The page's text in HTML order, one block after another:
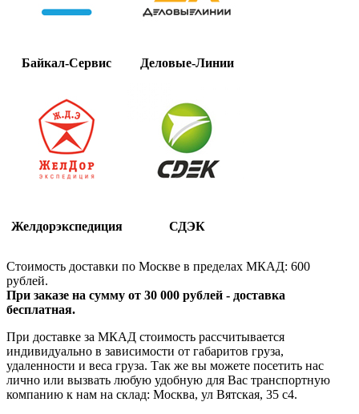
Байкал-Сервис Деловые-Линии
Желдорэкспедиция СДЭК
Стоимость доставки по Москве в пределах МКАД: 600
рублей.
При заказе на сумму от 30 000 рублей - доставка
бесплатная.
При доставке за МКАД стоимость рассчитывается
индивидуально в зависимости от габаритов груза,
удаленности и веса груза. Так же вы можете посетить нас
лично или вызвать любую удобную для Вас транспортную
компанию к нам на склад: Москва, ул Вятская, 35 c4.